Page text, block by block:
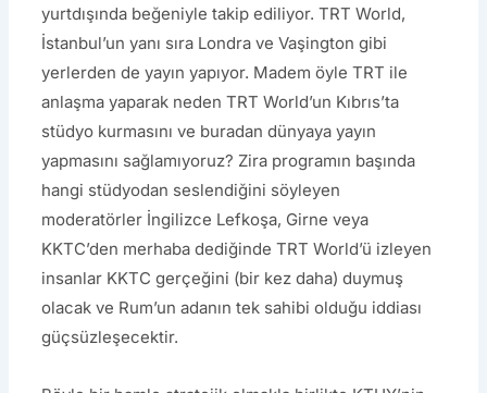
yurtdışında beğeniyle takip ediliyor. TRT World,
İstanbul’un yanı sıra Londra ve Vaşington gibi
yerlerden de yayın yapıyor. Madem öyle TRT ile
anlaşma yaparak neden TRT World’un Kıbrıs’ta
stüdyo kurmasını ve buradan dünyaya yayın
yapmasını sağlamıyoruz? Zira programın başında
hangi stüdyodan seslendiğini söyleyen
moderatörler İngilizce Lefkoşa, Girne veya
KKTC’den merhaba dediğinde TRT World’ü izleyen
insanlar KKTC gerçeğini (bir kez daha) duymuş
olacak ve Rum’un adanın tek sahibi olduğu iddiası
güçsüzleşecektir.